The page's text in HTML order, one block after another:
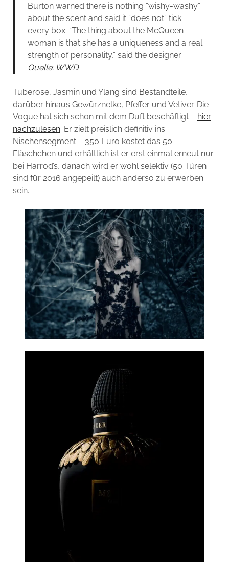
Burton warned there is nothing “wishy-washy”
about the scent and said it “does not” tick
every box. “The thing about the McQueen
woman is that she has a uniqueness and a real
strength of personality,” said the designer.
Quelle: WWD
Tuberose, Jasmin und Ylang sind Bestandteile,
darüber hinaus Gewürznelke, Pfeffer und Vetiver. Die
Vogue hat sich schon mit dem Duft beschäftigt – hier
nachzulesen. Er zielt preislich definitiv ins
Nischensegment – 350 Euro kostet das 50-
Fläschchen und erhältlich ist er erst einmal erneut nur
bei Harrod’s, danach wird er wohl selektiv (50 Türen
sind für 2016 angepeilt) auch anderso zu erwerben
sein.